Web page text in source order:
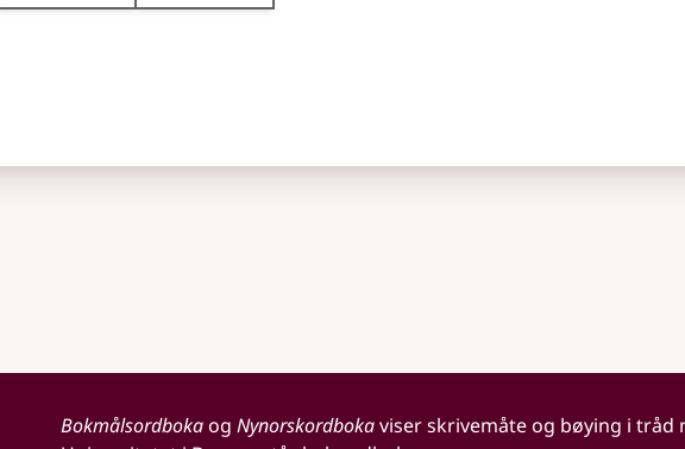
Bokmålsordbokaog Nynorskordbokaviser skrivemåte og bøying i tråd